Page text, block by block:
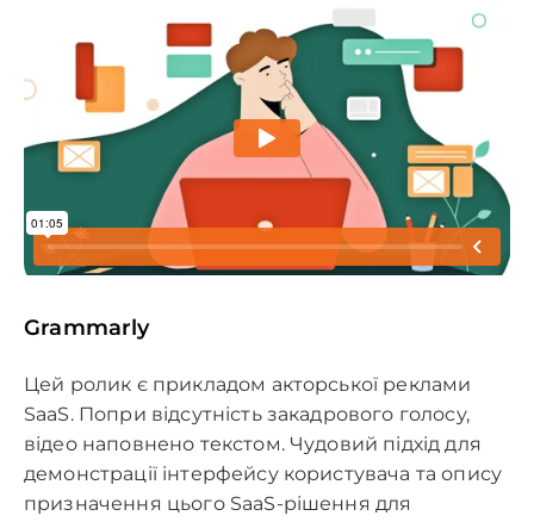
Grammarly
Цей ролик є прикладом акторської реклами
SaaS. Попри відсутність закадрового голосу,
відео наповнено текстом. Чудовий підхід для
демонстрації інтерфейсу користувача та опису
призначення цього SaaS-рішення для